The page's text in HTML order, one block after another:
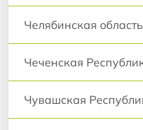
Челябинская область
Чеченская
Чувашская